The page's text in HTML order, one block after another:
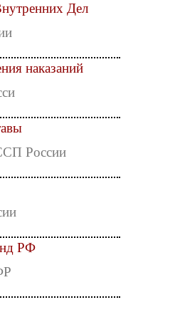
Дел
наказаний
России
РФ